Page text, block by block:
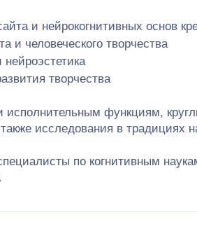
и нейрокогнитивных основ
и человеческого творчества
творчества
функциям,
исследования в традициях
по когнитивным